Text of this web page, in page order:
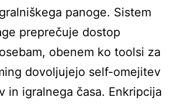
panoge. Sistem
preprečuje dostop
obenem ko toolsi za
dovoljujejo self-omejitev
in igralnega časa. Enkripcija